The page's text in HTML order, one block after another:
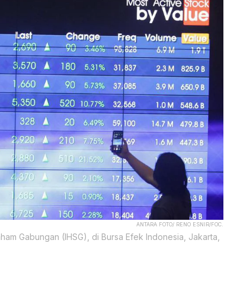
ANTARA FOTO/ RENO ESNIR/FOC.
Gabungan (IHSG), di Bursa Efek Indonesia, Jakarta,